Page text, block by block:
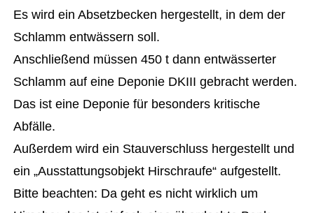
Es wird ein Absetzbecken hergestellt, in dem der
Schlamm entwässern soll.
Anschließend müssen 450 t dann entwässerter
Schlamm auf eine Deponie DKIII gebracht werden.
Das ist eine Deponie für besonders kritische
Abfälle.
Außerdem wird ein Stauverschluss hergestellt und
ein „Ausstattungsobjekt Hirschraufe“ aufgestellt.
Bitte beachten: Da geht es nicht wirklich um